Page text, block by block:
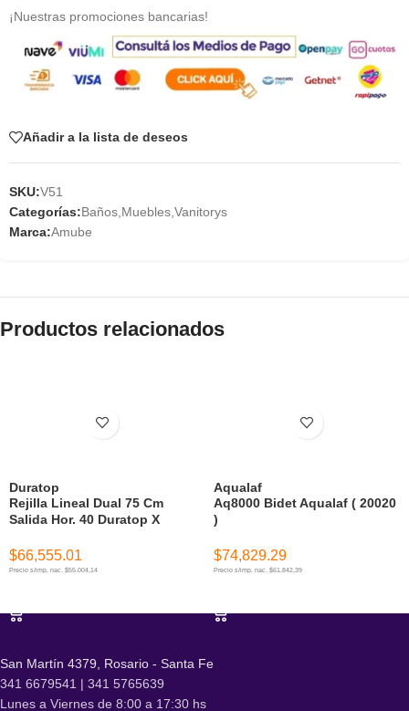
¡Nuestras promociones bancarias!
Añadir a la lista de deseos
SKU:V51
Categorías:Baños Muebles Vanitorys
Marca:Amube
Productos relacionados
Rejilla Lineal Dual 75 Cm
Salida Hor. 40 Duratop X
Duratop
$66,555.01
Precio s/imp. nac. $55.004,14
Aq8000 Bidet Aqualaf ( 20020
)
Aqualaf
$74,829.29
Precio s/imp. nac. $61.842,39
San Martín 4379, Rosario - Santa Fe
341 6679541 | 341 5765639
Lunes a Viernes de 8:00 a 17:30 hs